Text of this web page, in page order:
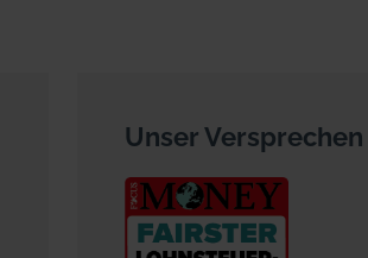
Unser Versprechen